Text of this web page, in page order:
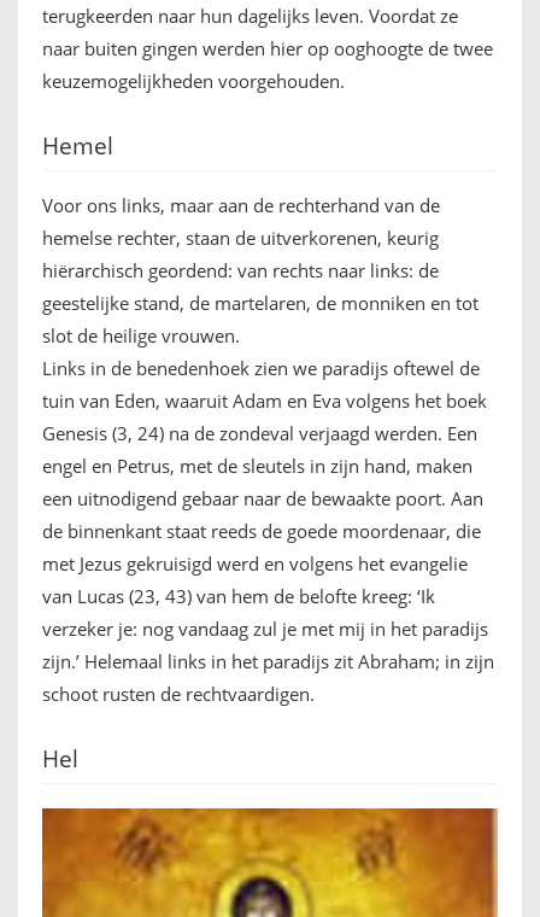
terugkeerden naar hun dagelijks leven. Voordat ze
naar buiten gingen werden hier op ooghoogte de twee
keuzemogelijkheden voorgehouden.
Hemel
Voor ons links, maar aan de rechterhand van de
hemelse rechter, staan de uitverkorenen, keurig
hiërarchisch geordend: van rechts naar links: de
geestelijke stand, de martelaren, de monniken en tot
slot de heilige vrouwen.
Links in de benedenhoek zien we paradijs oftewel de
tuin van Eden, waaruit Adam en Eva volgens het boek
Genesis (3, 24) na de zondeval verjaagd werden. Een
engel en Petrus, met de sleutels in zijn hand, maken
een uitnodigend gebaar naar de bewaakte poort. Aan
de binnenkant staat reeds de goede moordenaar, die
met Jezus gekruisigd werd en volgens het evangelie
van Lucas (23, 43) van hem de belofte kreeg: ‘Ik
verzeker je: nog vandaag zul je met mij in het paradijs
zijn.’ Helemaal links in het paradijs zit Abraham; in zijn
schoot rusten de rechtvaardigen.
Hel